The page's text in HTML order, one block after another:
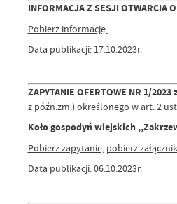
INFORMACJA Z SESJI
Pobierz informację
Data publikacji: 17.10.2023r.
ZAPYTANIE OFERTOWE NR 1/
z późn.zm.) określonego w art. 2
Koło gospodyń wiejskich
Pobierz zapytanie, pobierz
Data publikacji: 06.10.2023r.